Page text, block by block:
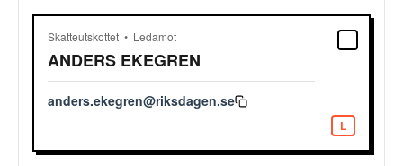
Skatteutskottet Ledamot
ANDERS EKEGREN
L
anders.ekegren@riksdagen.se